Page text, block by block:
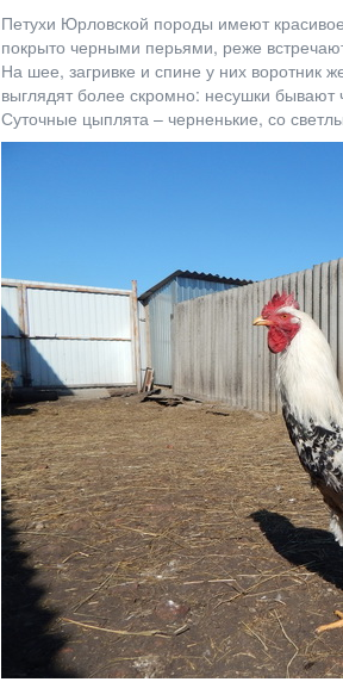
Петухи Юрловской породы имеют
покрыто черными перьями, реже
На шее, загривке и спине у них воротник
выглядят более скромно: несушки бывают
Суточные цыплята – черненькие, со